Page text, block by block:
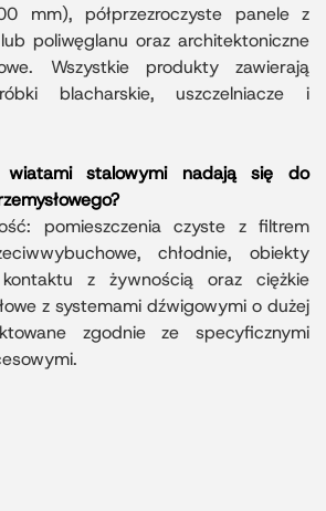
mm), półprzezroczyste panele z
poliwęglanu oraz architektoniczne
Wszystkie produkty zawierają
blacharskie, uszczelniacze i
stalowymi nadają się do
pomieszczenia czyste z filtrem
chłodnie, obiekty
z żywnością oraz ciężkie
z systemami dźwigowymi o dużej
zgodnie ze specyficznymi